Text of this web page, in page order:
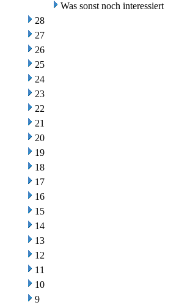
Was sonst noch interessiert
28
27
26
25
24
23
22
21
20
19
18
17
16
15
14
13
12
11
10
9